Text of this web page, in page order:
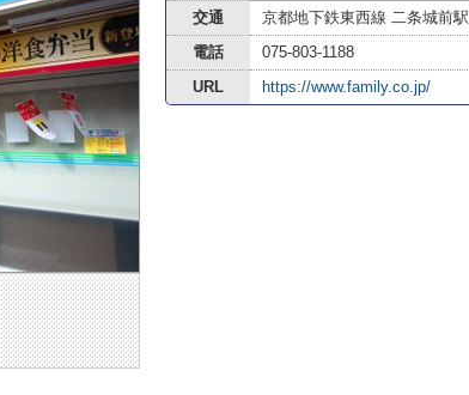
交通
京都地下鉄東西線 二条城前駅
電話
075-803-1188
URL
https://www.family.co.jp/